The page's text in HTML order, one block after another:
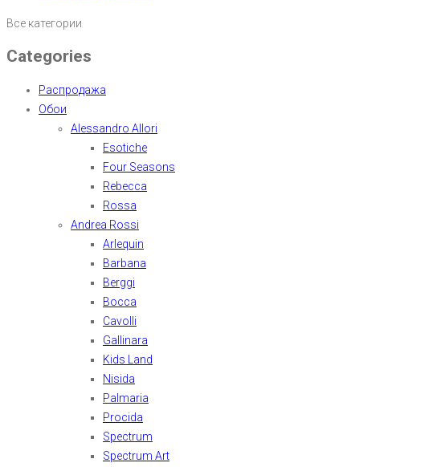
Все категории
Categories
Распродажа
Обои
Alessandro Allori
Esotiche
Four Seasons
Rebecca
Rossa
Andrea Rossi
Arlequin
Barbana
Berggi
Bocca
Cavolli
Gallinara
Kids Land
Nisida
Palmaria
Procida
Spectrum
Spectrum Art